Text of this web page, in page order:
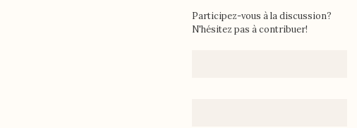
Participez-vous à la discussion?
N'hésitez pas à contribuer!